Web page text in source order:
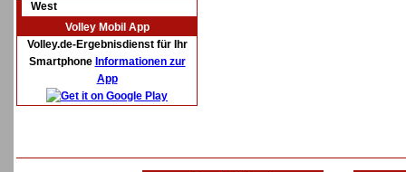
West
Volley Mobil App
Volley.de-Ergebnisdienst für Ihr
Smartphone Informationen zur
App